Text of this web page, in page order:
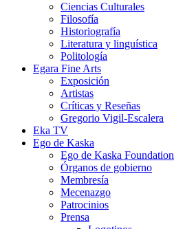
Ciencias Culturales
Filosofía
Historiografía
Literatura y linguística
Politología
Egara Fine Arts
Exposición
Artistas
Críticas y Reseñas
Gregorio Vigil-Escalera
Eka TV
Ego de Kaska
Ego de Kaska Foundation
Órganos de gobierno
Membresía
Mecenazgo
Patrocinios
Prensa